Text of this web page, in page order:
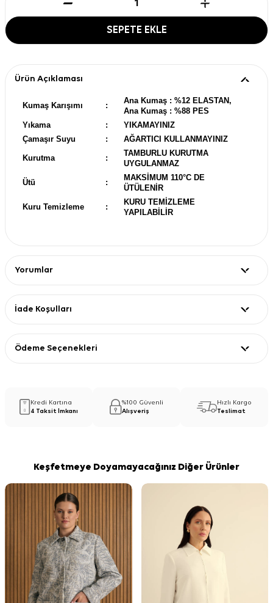
SEPETE EKLE
Ürün Açıklaması
Kumaş Karışımı :
Ana Kumaş : %12 ELASTAN,
Ana Kumaş : %88 PES
Yıkama
:
YIKAMAYINIZ
Çamaşır Suyu
: AĞARTICI KULLANMAYINIZ
Kurutma :
TAMBURLU KURUTMA
UYGULANMAZ
Ütü :
MAKSİMUM 110°C DE
ÜTÜLENİR
Kuru Temizleme :
KURU TEMİZLEME
YAPILABİLİR
Yorumlar
İade Koşulları
Ödeme Seçenekleri
Kredi Kartına
4 Taksit İmkanı
%100 Güvenli
Alışveriş
Hızlı Kargo
Teslimat
Keşfetmeye Doyamayacağınız Diğer Ürünler